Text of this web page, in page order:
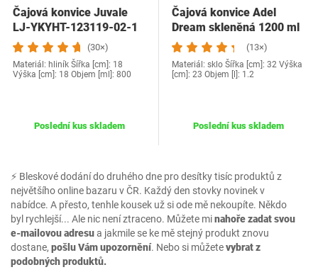
⚡ Bleskové dodání do druhého dne pro desítky tisíc produktů z
největšího online bazaru v ČR. Každý den stovky novinek v
nabídce. A přesto, tenhle kousek už si ode mě nekoupíte. Někdo
byl rychlejší... Ale nic není ztraceno. Můžete minahoře zadat svou
e-mailovou adresua jakmile se ke mě stejný produkt znovu
dostane, pošlu Vám upozornění. Nebo si můžetevybrat z
podobných produktů.
Čajová konvice Juvale
LJ-YKYHT-123119-02-1
(30×)
Materiál: hliník Šířka [cm]: 18
Výška [cm]: 18 Objem [ml]: 800
Poslední kus skladem
Čajová konvice Adel
Dream skleněná 1200 ml
(13×)
Materiál: sklo Šířka [cm]: 32 Výška
[cm]: 23 Objem [l]: 1.2
Poslední kus skladem